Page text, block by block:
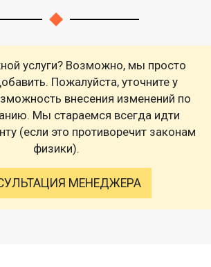
услуги? Возможно, мы просто
Пожалуйста, уточните у
внесения изменений по
Мы стараемся всегда идти
(если это противоречит законам
физики).
МЕНЕДЖЕРА